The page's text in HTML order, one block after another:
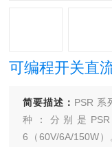
可编程开关直
简要描述： PSR 系
种：分别是PSR
6（60V/6A/150W